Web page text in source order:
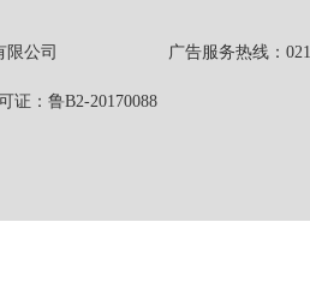
理有限公司 广告服务热线：021-
证：鲁B2-20170088